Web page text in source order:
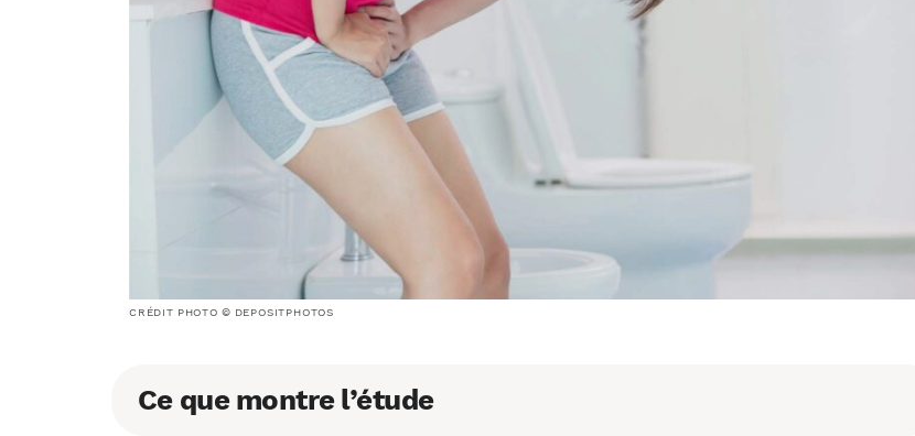
CRÉDIT PHOTO © DEPOSITPHOTOS
Ce que montre l’étude